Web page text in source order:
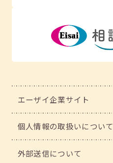
エーザイ企業サイト
個人情報の取扱いについて
外部送信について